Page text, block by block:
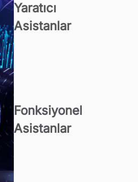
Yaratıcı
Asistanlar
Fonksiyonel
Asistanlar